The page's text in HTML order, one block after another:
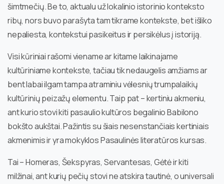
šimtmečių. Be to, aktualu už lokalinio istorinio konteksto
ribų, nors buvo parašyta tam tikrame kontekste, bet išliko
nepaliesta, kontekstui pasikeitus ir persikėlus į istoriją.
Visi kūriniai rašomi viename ar kitame laikinajame
kultūriniame kontekste, tačiau tik nedaugelis amžiams ar
bent labai ilgam tampa atraminiu vėlesnių trumpalaikių
kultūrinių peizažų elementu. Taip pat – kertiniu akmeniu,
ant kurio stovi kiti pasaulio kultūros begalinio Babilono
bokšto aukštai. Pažintis su šiais nesenstančiais kertiniais
akmenimis ir yra mokyklos Pasaulinės literatūros kursas.
Tai – Homeras, Šekspyras, Servantesas, Gėtė ir kiti
milžinai, ant kurių pečių stovi ne atskira tautinė, o universali